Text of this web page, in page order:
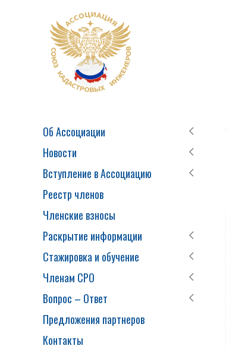
Об Ассоциации
Новости
Вступление в Ассоциацию
Реестр членов
Членские взносы
Раскрытие информации
Стажировка и обучение
Членам СРО
Вопрос – Ответ
Предложения партнеров
Контакты